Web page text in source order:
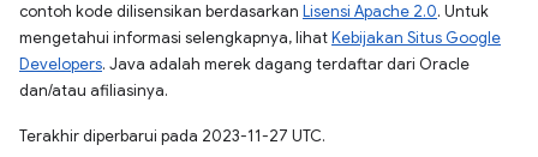
contoh kode dilisensikan berdasarkan Lisensi Apache 2.0. Untuk
mengetahui informasi selengkapnya, lihatKebijakan Situs Google
Developers. Java adalah merek dagang terdaftar dari Oracle
dan/atau afiliasinya.
Terakhir diperbarui pada 2023-11-27 UTC.